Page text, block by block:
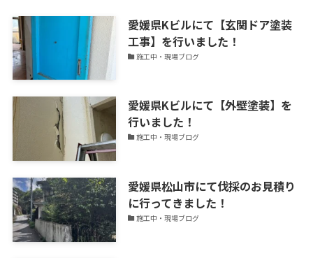
ト
ピ
ッ
ク
ス
を
中！
愛媛県Kビルにて【玄関ドア塗装
工事】を行いました！
施工中・現場ブログ
愛媛県Kビルにて【外壁塗装】を
行いました！
施工中・現場ブログ
愛媛県松山市にて伐採のお見積り
に行ってきました！
施工中・現場ブログ